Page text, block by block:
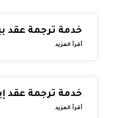
خدمة ترجمة عقد
أقرأ المزيد
خدمة ترجمة عقد
أقرأ المزيد